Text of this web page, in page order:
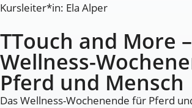
Kursleiter*in: Ela Alper
TTouch and More
Wellness-
Pferd und Mensch
Das Wellness-Wochenende für Pferd